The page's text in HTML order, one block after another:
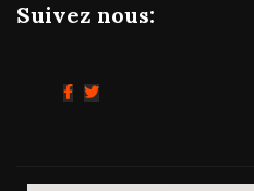
Suivez nous: